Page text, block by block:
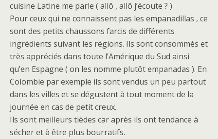
cuisine Latine me parle ( allô , allô j’écoute ? )
Pour ceux qui ne connaissent pas les empanadillas , ce
sont des petits chaussons farcis de différents
ingrédients suivant les régions. Ils sont consommés et
très appréciés dans toute l’Amérique du Sud ainsi
qu’en Espagne ( on les nomme plutôt empanadas ). En
Colombie par exemple ils sont vendus un peu partout
dans les villes et se dégustent à tout moment de la
journée en cas de petit creux.
Ils sont meilleurs tièdes car après ils ont tendance à
sécher et à être plus bourratifs.